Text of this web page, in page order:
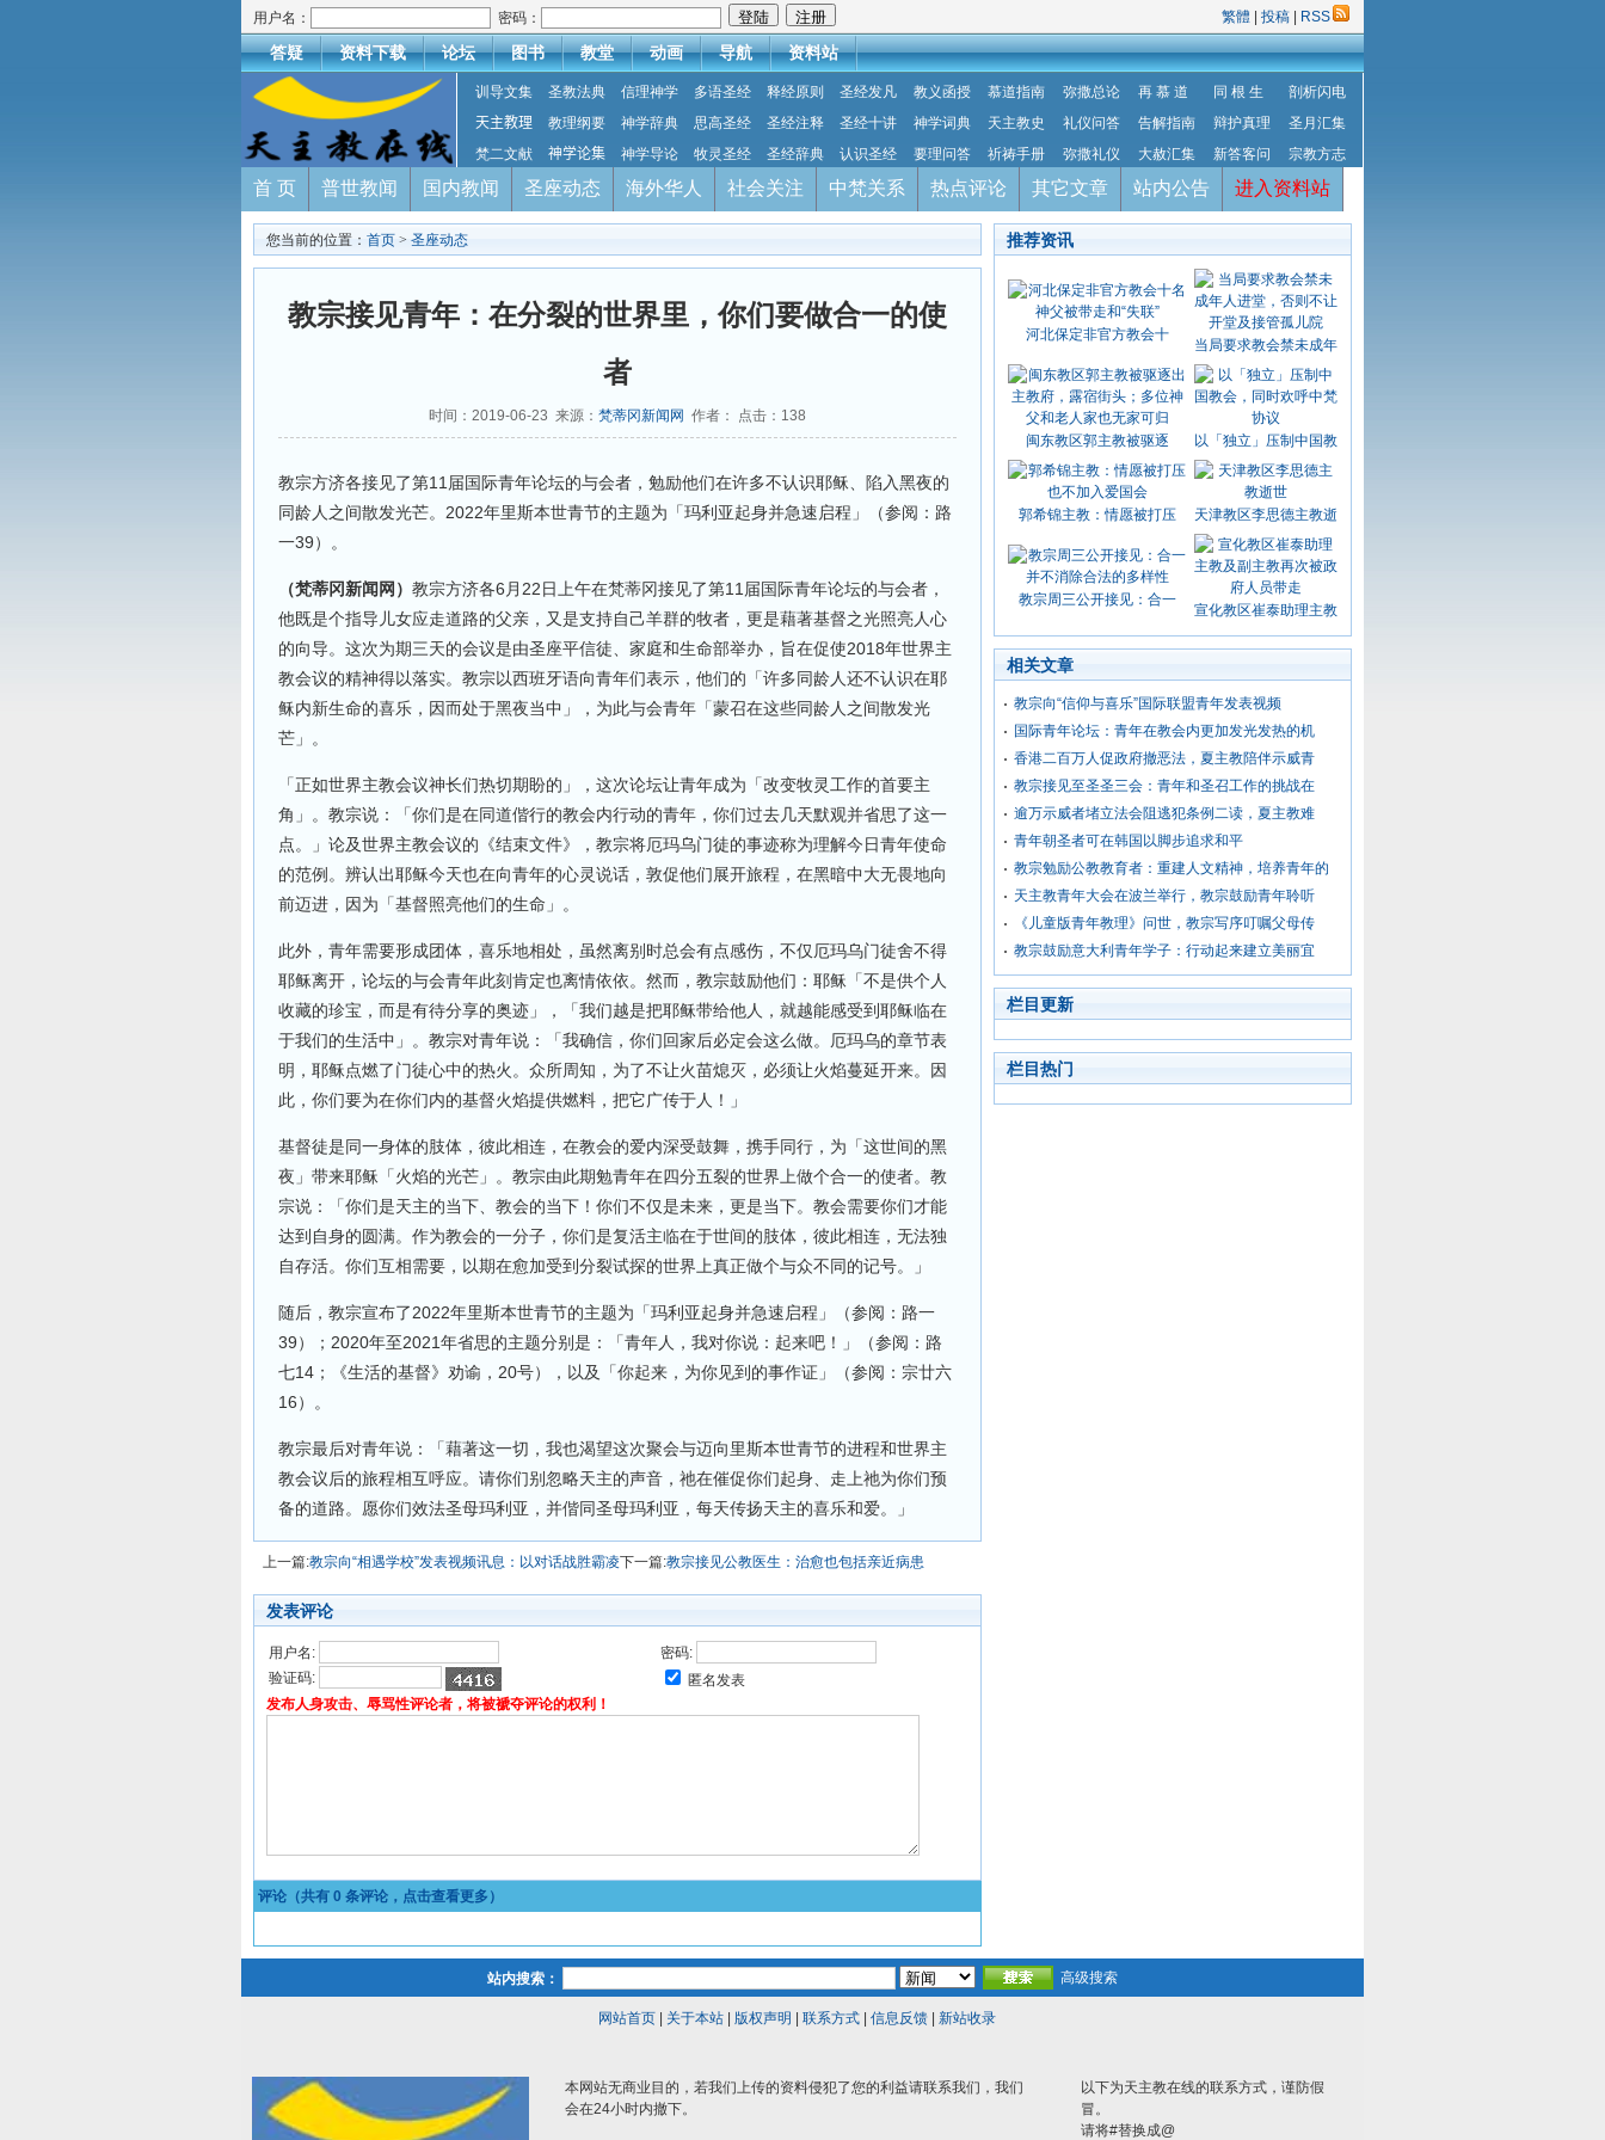
用户名： 密码： 繁體 投稿 RSS
答疑 资料下载 论坛 图书 教堂 动画 导航 资料站
训导文集 圣教法典 信理神学 多语圣经 释经原则 圣经发凡 教义函授 慕道指南 弥撒总论 再 慕 道 同 根 生
剖析闪电
天主教理
教理纲要 神学辞典 思高圣经 圣经注释 圣经十讲 神学词典 天主教史 礼仪问答 告解指南 辩护真理
圣月汇集
梵二文献
神学论集 神学导论 牧灵圣经 圣经辞典 认识圣经 要理问答 祈祷手册 弥撒礼仪 大赦汇集 新答客问 宗教方志
首 页 普世教闻 国内教闻 圣座动态 海外华人 社会关注 中梵关系 热点评论 其它文章 站内公告 进入资料站
您当前的位置： 首页 > 圣座动态
教宗接见青年：在分裂的世界里，你们要做合一的使
者
时间：2019-06-23 来源： 梵蒂冈新闻网 作者： 点击： 138
教宗方济各接见了第11届国际青年论坛的与会者，勉励他们在许多不认识耶稣、陷入黑夜的
同龄人之间散发光芒。2022年里斯本世青节的主题为「玛利亚起身并急速启程」（参阅：路
一39）。
（梵蒂冈新闻网） 教宗方济各6月22日上午在梵蒂冈接见了第11届国际青年论坛的与会者，
他既是个指导儿女应走道路的父亲，又是支持自己羊群的牧者，更是藉著基督之光照亮人心
的向导。这次为期三天的会议是由圣座平信徒、家庭和生命部举办，旨在促使2018年世界主
教会议的精神得以落实。教宗以西班牙语向青年们表示，他们的「许多同龄人还不认识在耶
稣内新生命的喜乐，因而处于黑夜当中」，为此与会青年「蒙召在这些同龄人之间散发光
芒」。
「正如世界主教会议神长们热切期盼的」，这次论坛让青年成为「改变牧灵工作的首要主
角」。教宗说：「你们是在同道偕行的教会内行动的青年，你们过去几天默观并省思了这一
点。」论及世界主教会议的《结束文件》，教宗将厄玛乌门徒的事迹称为理解今日青年使命
的范例。辨认出耶稣今天也在向青年的心灵说话，敦促他们展开旅程，在黑暗中大无畏地向
前迈进，因为「基督照亮他们的生命」。
此外，青年需要形成团体，喜乐地相处，虽然离别时总会有点感伤，不仅厄玛乌门徒舍不得
耶稣离开，论坛的与会青年此刻肯定也离情依依。然而，教宗鼓励他们：耶稣「不是供个人
收藏的珍宝，而是有待分享的奥迹」，「我们越是把耶稣带给他人，就越能感受到耶稣临在
于我们的生活中」。教宗对青年说：「我确信，你们回家后必定会这么做。厄玛乌的章节表
明，耶稣点燃了门徒心中的热火。众所周知，为了不让火苗熄灭，必须让火焰蔓延开来。因
此，你们要为在你们内的基督火焰提供燃料，把它广传于人！」
基督徒是同一身体的肢体，彼此相连，在教会的爱内深受鼓舞，携手同行，为「这世间的黑
夜」带来耶稣「火焰的光芒」。教宗由此期勉青年在四分五裂的世界上做个合一的使者。教
宗说：「你们是天主的当下、教会的当下！你们不仅是未来，更是当下。教会需要你们才能
达到自身的圆满。作为教会的一分子，你们是复活主临在于世间的肢体，彼此相连，无法独
自存活。你们互相需要，以期在愈加受到分裂试探的世界上真正做个与众不同的记号。」
随后，教宗宣布了2022年里斯本世青节的主题为「玛利亚起身并急速启程」（参阅：路一
39）；2020年至2021年省思的主题分别是：「青年人，我对你说：起来吧！」（参阅：路
七14；《生活的基督》劝谕，20号），以及「你起来，为你见到的事作证」（参阅：宗廿六
16）。
教宗最后对青年说：「藉著这一切，我也渴望这次聚会与迈向里斯本世青节的进程和世界主
教会议后的旅程相互呼应。请你们别忽略天主的声音，祂在催促你们起身、走上祂为你们预
备的道路。愿你们效法圣母玛利亚，并偕同圣母玛利亚，每天传扬天主的喜乐和爱。」
上一篇:教宗向“相遇学校”发表视频讯息：以对话战胜霸凌下一篇:教宗接见公教医生：治愈也包括亲近病患
发表评论
用户名:
密码:
验证码:
匿名发表
发布人身攻击、辱骂性评论者，将被褫夺评论的权利！
评论（共有 0 条评论，点击查看更多）
推荐资讯
河北保定非官方教会十
当局要求教会禁未成年
闽东教区郭主教被驱逐 以「独立」压制中国教
郭希锦主教：情愿被打压 天津教区李思德主教逝
教宗周三公开接见：合一
宣化教区崔泰助理主教
相关文章
教宗向“信仰与喜乐”国际联盟青年发表视频
国际青年论坛：青年在教会内更加发光发热的机
香港二百万人促政府撤恶法，夏主教陪伴示威青
教宗接见至圣圣三会：青年和圣召工作的挑战在
逾万示威者堵立法会阻逃犯条例二读，夏主教难
青年朝圣者可在韩国以脚步追求和平
教宗勉励公教教育者：重建人文精神，培养青年的
天主教青年大会在波兰举行，教宗鼓励青年聆听
《儿童版青年教理》问世，教宗写序叮嘱父母传
教宗鼓励意大利青年学子：行动起来建立美丽宜
栏目更新
栏目热门
站内搜索： 高级搜索
网站首页| 关于本站| 版权声明 联系方式| 信息反馈| 新站收录
本网站无商业目的，若我们上传的资料侵犯了您的利益请联系我们，我们
会在24小时内撤下。
以下为天主教在线的联系方式，谨防假
冒。
请将#替换成@